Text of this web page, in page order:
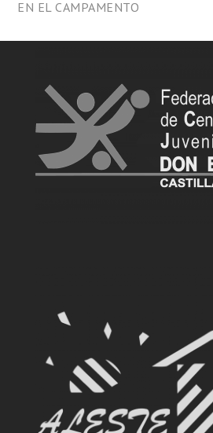
EN EL CAMPAMENTO